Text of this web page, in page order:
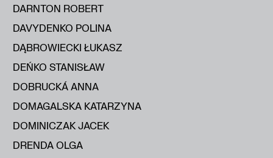
DARNTON ROBERT
DAVYDENKO POLINA
DĄBROWIECKI ŁUKASZ
DEŃKO STANISŁAW
DOBRUCKÁ ANNA
DOMAGALSKA KATARZYNA
DOMINICZAK JACEK
DRENDA OLGA